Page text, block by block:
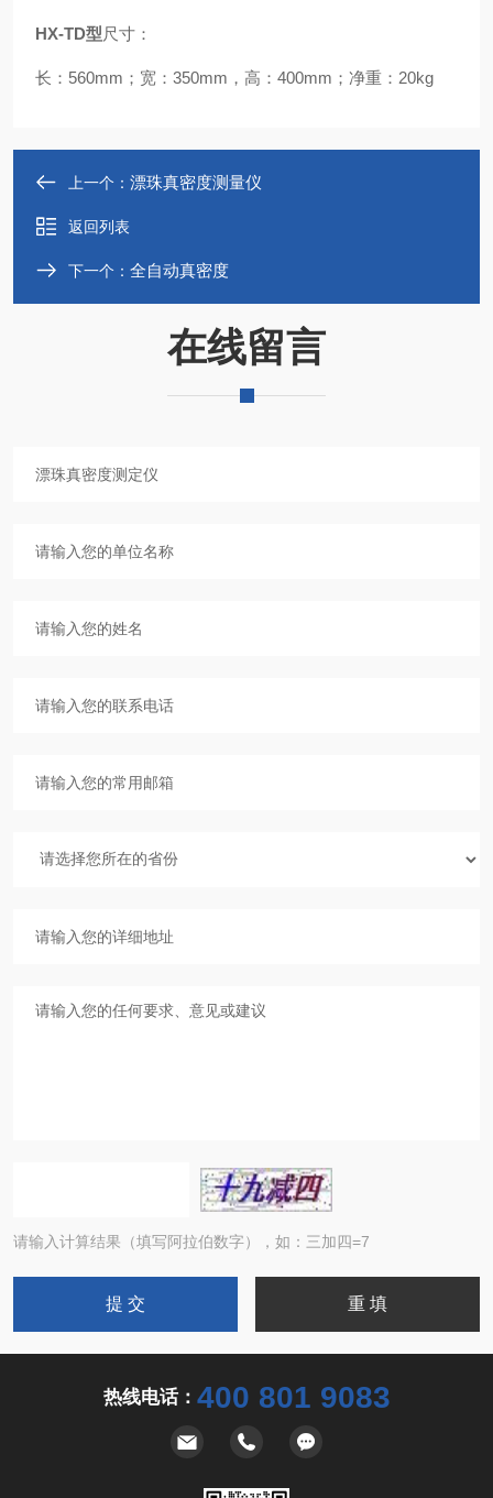
HX-TD型尺寸：
长：560mm；宽：350mm，高：400mm；净重：20kg
上一个： 漂珠真密度测量仪
返回列表
下一个： 全自动真密度
在线留言
请输入计算结果（填写阿拉伯数字），如：三加四=7
热线电话： 400 801 9083